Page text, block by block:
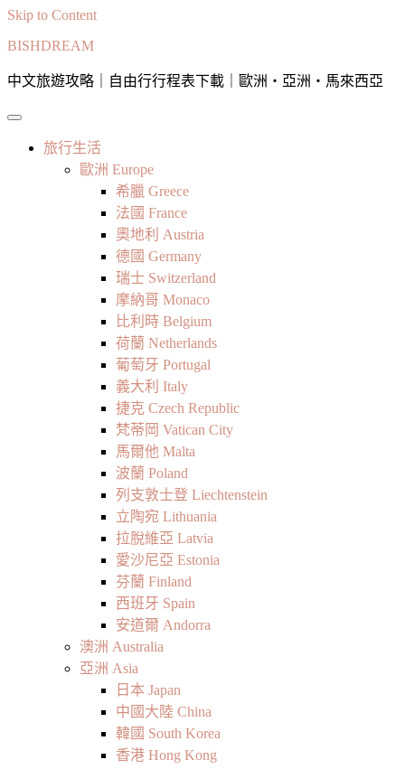
Skip to Content
BISHDREAM
中文旅遊攻略｜自由行行程表下載｜歐洲・亞洲・馬來西亞
旅行生活
歐洲 Europe
希臘 Greece
法國 France
奧地利 Austria
德國 Germany
瑞士 Switzerland
摩納哥 Monaco
比利時 Belgium
荷蘭 Netherlands
葡萄牙 Portugal
義大利 Italy
捷克 Czech Republic
梵蒂岡 Vatican City
馬爾他 Malta
波蘭 Poland
列支敦士登 Liechtenstein
立陶宛 Lithuania
拉脫維亞 Latvia
愛沙尼亞 Estonia
芬蘭 Finland
西班牙 Spain
安道爾 Andorra
澳洲 Australia
亞洲 Asia
日本 Japan
中國大陸 China
韓國 South Korea
香港 Hong Kong